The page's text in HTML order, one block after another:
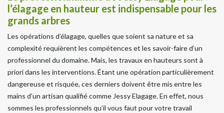
l’élagage en hauteur est indispensable pour les
grands arbres
Les opérations d’élagage, quelles que soient sa nature et sa
complexité requièrent les compétences et les savoir-faire d’un
professionnel du domaine. Mais, les travaux en hauteurs sont à
priori dans les interventions. Étant une opération particulièrement
dangereuse et risquée, ces derniers doivent être mis entre les
mains d’un artisan qualifié comme Jessy Elagage. En effet, nous
sommes les professionnels qu’il vous faut pour votre travail